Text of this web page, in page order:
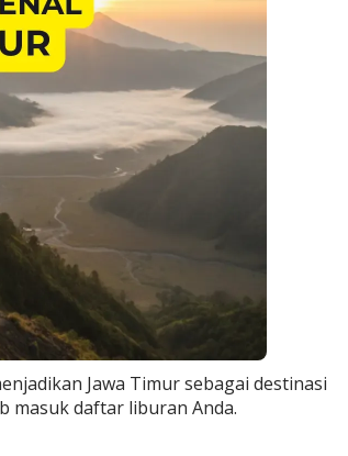
Jawa Timur sebagai destinasi
masuk daftar liburan Anda.